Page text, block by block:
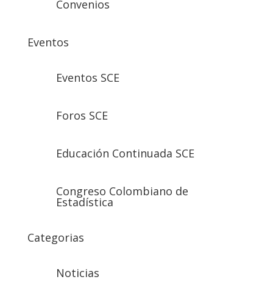
Convenios
Eventos
Eventos SCE
Foros SCE
Educación Continuada SCE
Congreso Colombiano de
Estadística
Categorias
Noticias